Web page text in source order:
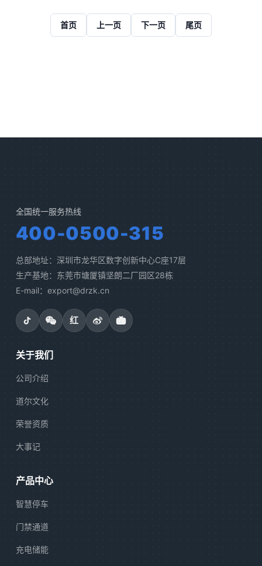
首页 上一页 下一页 尾页
全国统一服务热线
400-0500-315
总部地址：深圳市龙华区数字创新中心C座17层
生产基地：东莞市塘厦镇坚朗二厂园区28栋
E-mail：export@drzk.cn
红
关于我们
公司介绍
道尔文化
荣誉资质
大事记
产品中心
智慧停车
门禁通道
充电储能